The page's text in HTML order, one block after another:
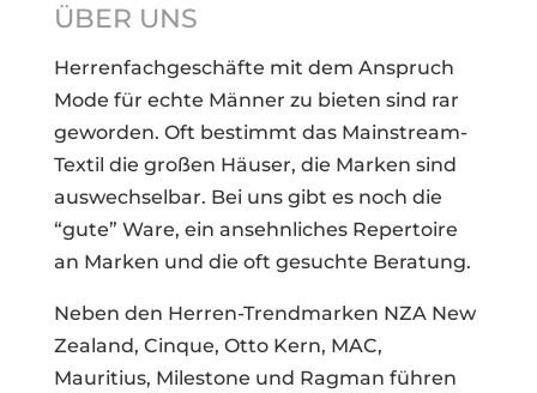
ÜBER UNS
Herrenfachgeschäfte mit dem Anspruch
Mode für echte Männer zu bieten sind rar
geworden. Oft bestimmt das Mainstream-
Textil die großen Häuser, die Marken sind
auswechselbar. Bei uns gibt es noch die
“gute” Ware, ein ansehnliches Repertoire
an Marken und die oft gesuchte Beratung.
Neben den Herren-Trendmarken NZA New
Zealand, Cinque, Otto Kern, MAC,
Mauritius, Milestone und Ragman führen